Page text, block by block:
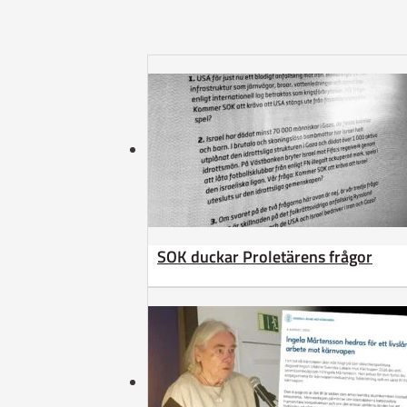
SOK duckar Proletärens frågor